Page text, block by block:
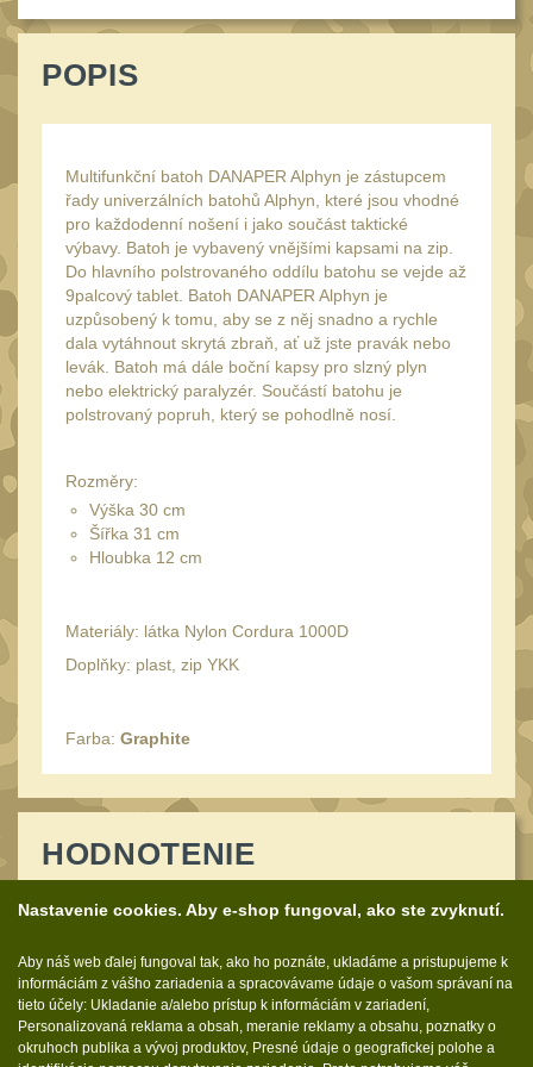
BRAŠNY A TAŠKY
Brašny
Speciální přepravní
tašky40
Ledvinky59
Duffle bagy25
Hydratační vaky 10
Organizéry
Odhazováky39
Speciální pouzdra II
Speciální pouzdra III
Pouzdra na toaletní
potřeby3
lékárničku46
Pouzdra na
elektroniku
Pouzdra a kapsy na
suchý zip
Stehenní pouzdra29
Pouzdra na svítilny2
Puzdrá na mapy 24
Cestovné púzdra 29
POPIS
Multifunkční batoh DANAPER Alphyn je zástupcem
řady univerzálních batohů Alphyn, které jsou vhodné
pro každodenní nošení i jako součást taktické
výbavy. Batoh je vybavený vnějšími kapsami na zip.
Do hlavního polstrovaného oddílu batohu se vejde až
9palcový tablet. Batoh DANAPER Alphyn je
uzpůsobený k tomu, aby se z něj snadno a rychle
dala vytáhnout skrytá zbraň, ať už jste pravák nebo
levák. Batoh má dále boční kapsy pro slzný plyn
nebo elektrický paralyzér. Součástí batohu je
polstrovaný popruh, který se pohodlně nosí.
Rozměry:
Výška 30 cm
Šířka 31 cm
Hloubka 12 cm
Materiály: látka Nylon Cordura 1000D
Doplňky: plast, zip YKK
Farba: Graphite
HODNOTENIE
Napíšte užívateľskú recenziu
Nastavenie cookies. Aby e-shop fungoval, ako ste zvyknutí.
Aby náš web ďalej fungoval tak, ako ho poznáte, ukladáme a pristupujeme k
informáciám z vášho zariadenia a spracovávame údaje o vašom správaní na
tieto účely: Ukladanie a/alebo prístup k informáciám v zariadení,
Personalizovaná reklama a obsah, meranie reklamy a obsahu, poznatky o
okruhoch publika a vývoj produktov, Presné údaje o geografickej polohe a